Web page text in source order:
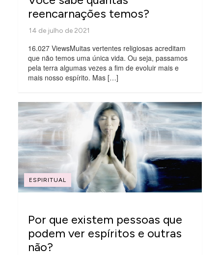
reencarnações temos?
16.027 ViewsMuitas vertentes religiosas acreditam
que não temos uma única vida. Ou seja, passamos
pela terra algumas vezes a fim de evoluir mais e
mais nosso espírito. Mas […]
ESPIRITUAL
Por que existem pessoas que
podem ver espíritos e outras
não?